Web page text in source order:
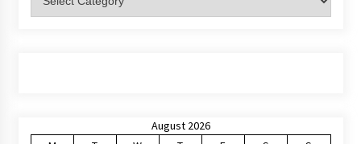
August 2026